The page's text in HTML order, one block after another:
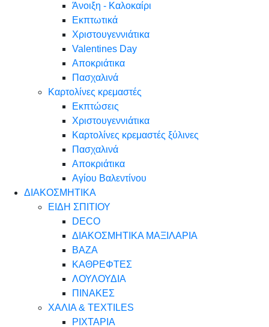
Άνοιξη - Καλοκαίρι
Εκπτωτικά
Χριστουγεννιάτικα
Valentines Day
Αποκριάτικα
Πασχαλινά
Καρτολίνες κρεμαστές
Εκπτώσεις
Χριστουγεννιάτικα
Καρτολίνες κρεμαστές ξύλινες
Πασχαλινά
Αποκριάτικα
Αγίου Βαλεντίνου
ΔΙΑΚΟΣΜΗΤΙΚΑ
ΕΙΔΗ ΣΠΙΤΙΟΥ
DECO
ΔΙΑΚΟΣΜΗΤΙΚΑ ΜΑΞΙΛΑΡΙΑ
ΒΑΖΑ
ΚΑΘΡΕΦΤΕΣ
ΛΟΥΛΟΥΔΙΑ
ΠΙΝΑΚΕΣ
ΧΑΛΙΑ & TEXTILES
ΡΙΧΤΑΡΙΑ